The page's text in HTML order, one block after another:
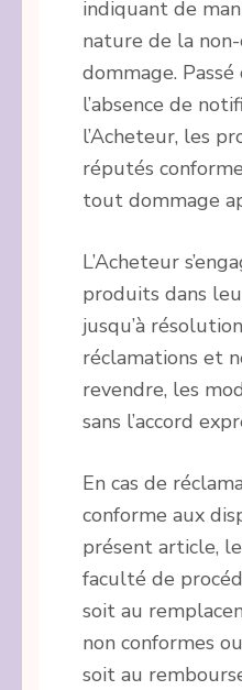
indiquant de
nature de la
dommage.
l’absence de
l’Acheteur, les
réputés
tout dommage
L’Acheteur
produits dans
jusqu’à
réclamations et
revendre, les
sans l’accord
En cas de
conforme aux
présent article,
faculté de
soit au
non conformes
soit au